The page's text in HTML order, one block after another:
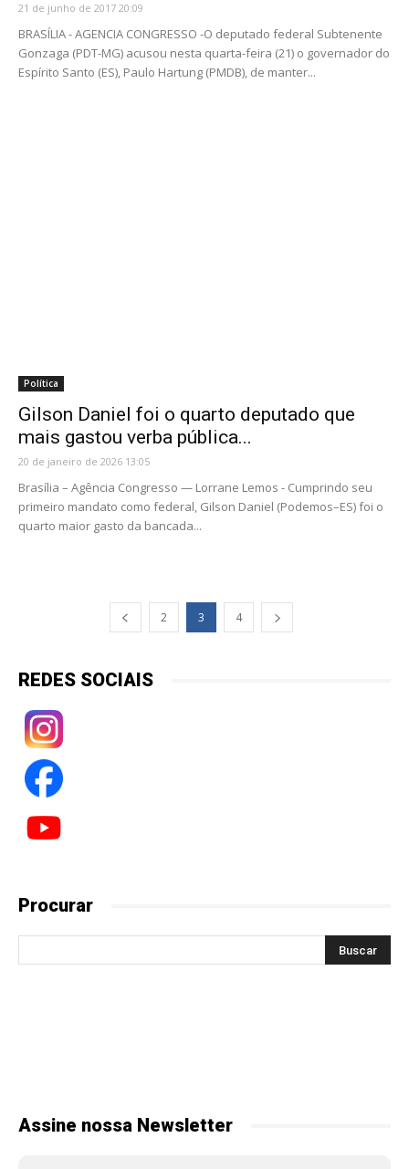
21 de junho de 2017 20:09
BRASÍLIA - AGENCIA CONGRESSO -O deputado federal Subtenente
Gonzaga (PDT-MG) acusou nesta quarta-feira (21) o governador do
Espírito Santo (ES), Paulo Hartung (PMDB), de manter...
Política
Gilson Daniel foi o quarto deputado que
mais gastou verba pública...
20 de janeiro de 2026 13:05
Brasília – Agência Congresso — Lorrane Lemos - Cumprindo seu
primeiro mandato como federal, Gilson Daniel (Podemos–ES) foi o
quarto maior gasto da bancada...
2 3 4
REDES SOCIAIS
Procurar
Assine nossa Newsletter